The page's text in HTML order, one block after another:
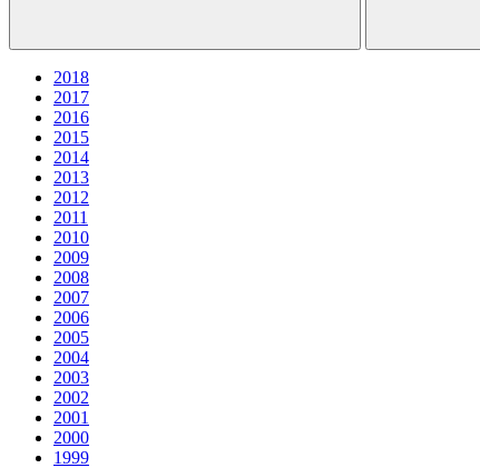
2018
2017
2016
2015
2014
2013
2012
2011
2010
2009
2008
2007
2006
2005
2004
2003
2002
2001
2000
1999